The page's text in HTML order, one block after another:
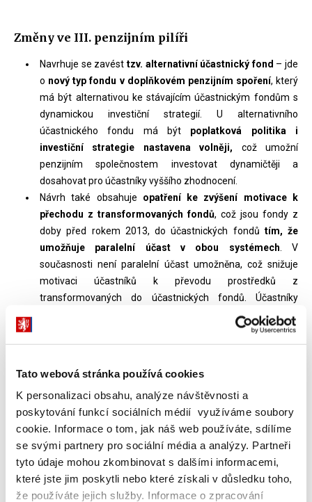
Tato webová stránka používá cookies
K personalizaci obsahu, analýze návštěvnosti a
poskytování funkcí sociálních médií využíváme soubory
cookie. Informace o tom, jak náš web používáte, sdílíme
se svými partnery pro sociální média a analýzy. Partneři
tyto údaje mohou zkombinovat s dalšími informacemi,
které jste jim poskytli nebo které získali v důsledku toho,
že používáte jejich služby. Informace o zpracování
Změny ve III. penzijním pilíři
Navrhuje se zavést tzv. alternativní účastnický fond – jde
o nový typ fondu v doplňkovém penzijním spoření, který
má být alternativou ke stávajícím účastnickým fondům s
dynamickou investiční strategií. U alternativního
účastnického fondu má být poplatková politika i
investiční strategie nastavena volněji, což umožní
penzijním společnostem investovat dynamičtěji a
dosahovat pro účastníky vyššího zhodnocení.
Návrh také obsahuje opatření ke zvýšení motivace k
přechodu z transformovaných fondů, což jsou fondy z
doby před rokem 2013, do účastnických fondů tím, že
umožňuje paralelní účast v obou systémech. V
současnosti není paralelní účast umožněna, což snižuje
motivaci účastníků k převodu prostředků z
transformovaných do účastnických fondů. Účastníky
motivuje k setrvání v transformovaných fondech zejména
, která v účastnických fondech
neplatí. Tato garance má však za následek, že
dosahují pro své účastníky pouze velmi nízkého
zhodnocení, hluboko pod současnou výší inflace. Účastník
III. penzijního pilíře si bude muset vybrat, na kterou smlouvu
(zda na penzijní připojištění, nebo doplňkové penzijní
spoření) bude posílat příspěvky a dostávat státní příspěvek.
Nebude moci platit příspěvek a dostávat státní příspěvek
na dvě smlouvy, nýbrž vždy jen na jednu. Penzijní
připojištění i doplňkové penzijní spoření lze přerušit. U